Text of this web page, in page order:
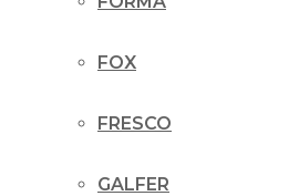
FOX
FRESCO
GALFER